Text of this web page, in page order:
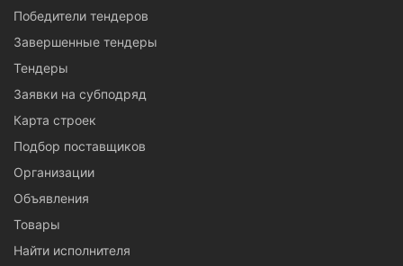
Победители тендеров
Завершенные тендеры
Тендеры
Заявки на субподряд
Карта строек
Подбор поставщиков
Организации
Объявления
Товары
Найти исполнителя